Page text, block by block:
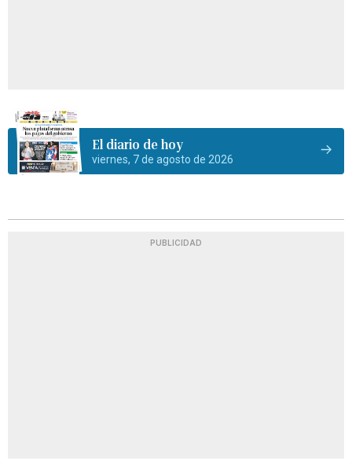
El diario de hoy
viernes, 7 de agosto de 2026
PUBLICIDAD